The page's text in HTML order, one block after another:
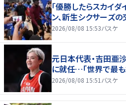
「優勝したらスカイ
ン、新生シクサーズ
2026/08/08 15:53バスケ
元日本代表・吉田亜
に就任…「世界で最
2026/08/08 15:51 バスケ